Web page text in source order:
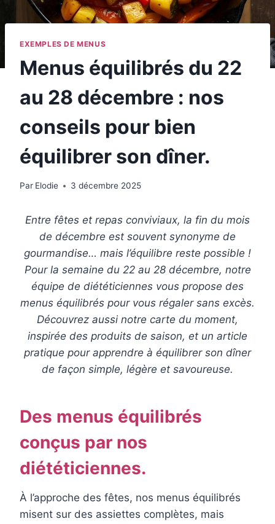
EXEMPLES DE MENUS
Menus équilibrés du 22
au 28 décembre : nos
conseils pour bien
équilibrer son dîner.
Par Elodie 3 décembre 2025
Entre fêtes et repas conviviaux, la fin du mois
de décembre est souvent synonyme de
gourmandise… mais l’équilibre reste possible !
Pour la semaine du 22 au 28 décembre, notre
équipe de diététiciennes vous propose des
menus équilibrés pour vous régaler sans excès.
Découvrez aussi notre carte du moment,
inspirée des produits de saison, et un article
pratique pour apprendre à équilibrer son dîner
de façon simple, légère et savoureuse.
Des menus équilibrés
conçus par nos
diététiciennes.
À l’approche des fêtes, nos menus équilibrés
misent sur des assiettes complètes, mais